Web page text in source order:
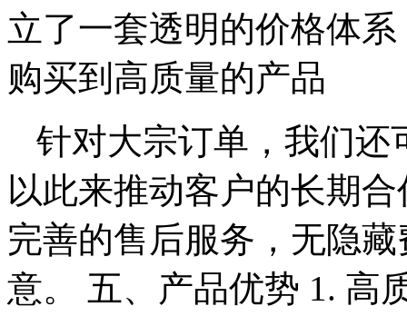
立了一套透明的价格体
购买到高质量的产品
针对大宗订单，我们还
以此来推动客户的长期
完善的售后服务，无隐
意。 五、产品优势 1. 高